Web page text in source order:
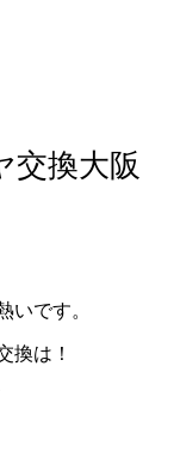
交換大阪
いです。
換は！